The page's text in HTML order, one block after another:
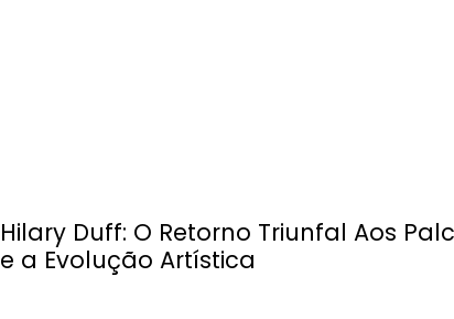
Hilary Duff: O Retorno Triunfal Aos
e a Evolução Artística